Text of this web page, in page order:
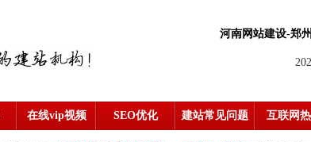
河南网站建设-郑
在线vip视频 SEO优化 建站常见问题 互联网